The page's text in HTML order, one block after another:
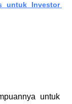
untuk Investor
untuk